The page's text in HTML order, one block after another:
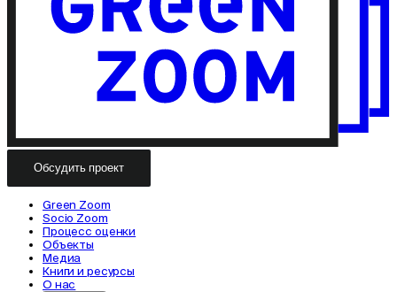
Обсудить проект
Green Zoom
Socio Zoom
Процесс оценки
Объекты
Медиа
Книги и ресурсы
О нас